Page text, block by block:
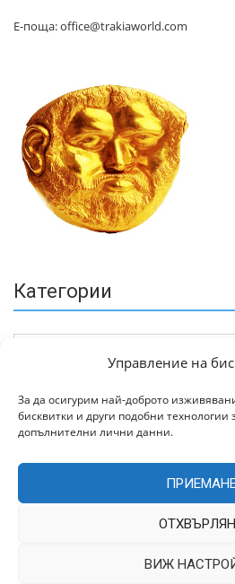
Управление на
За да осигурим най-доброто
бисквитки и други подобни технологии
допълнителни лични данни.
ВИЖ
Е-поща: office@trakiaworld.com
Категории
Архив